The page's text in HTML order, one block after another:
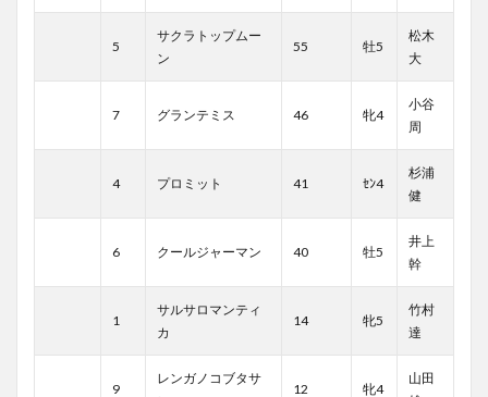
5
サクラトップムー
ン
55 牡5
松木
大
7 グランテミス 46 牝4
小谷
周
4 プロミット 41 ｾﾝ4
杉浦
健
6 クールジャーマン 40 牡5
井上
幹
1
サルサロマンティ
カ
14 牝5
竹村
達
9
レンガノコブタサ
12 牝4
山田